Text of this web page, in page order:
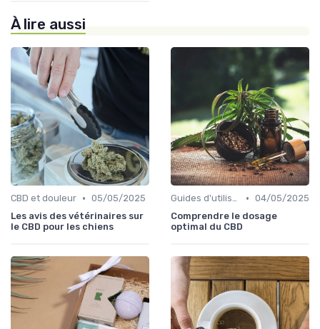
À lire aussi
CBD et douleur • 05/05/2025
Les avis des vétérinaires sur
le CBD pour les chiens
Guides d'utilisation • 04/05/2025
Comprendre le dosage
optimal du CBD